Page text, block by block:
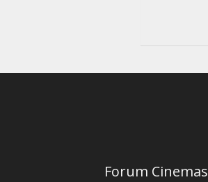
Forum Cinemas